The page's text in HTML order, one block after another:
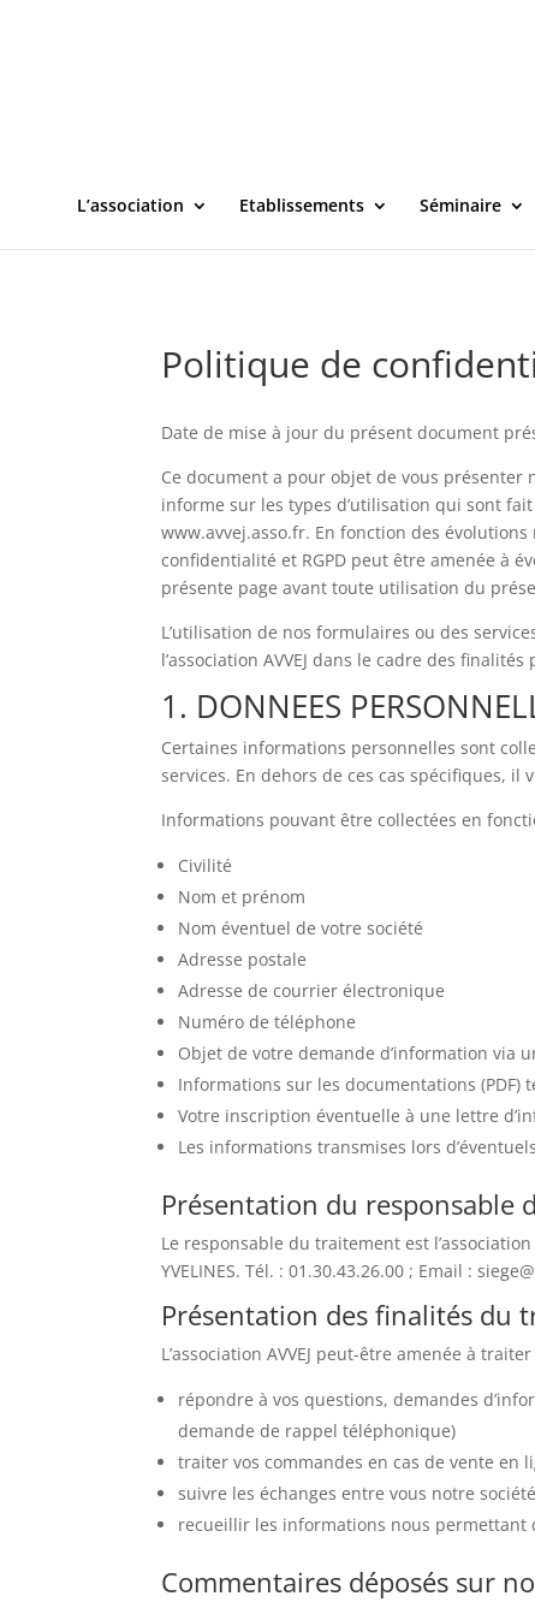
L’association Etablissements Séminaire
Politique de
Date de mise à jour du présent document
Ce document a pour objet de vous
informe sur les types d’utilisation qui sont
www.avvej.asso.fr. En fonction des
confidentialité et RGPD peut être amenée à
présente page avant toute utilisation du
L’utilisation de nos formulaires ou des
l’association AVVEJ dans le cadre des
1. DONNEES
Certaines informations personnelles sont
services. En dehors de ces cas spécifiques,
Informations pouvant être collectées en
Civilité
Nom et prénom
Nom éventuel de votre société
Adresse postale
Adresse de courrier électronique
Numéro de téléphone
Objet de votre demande d’information via
Informations sur les documentations
Votre inscription éventuelle à une lettre
Les informations transmises lors
Présentation du responsable
Le responsable du traitement est
YVELINES. Tél. : 01.30.43.26.00 ; Email :
Présentation des finalités du
L’association AVVEJ peut-être amenée à
répondre à vos questions, demandes
demande de rappel téléphonique)
traiter vos commandes en cas de vente en
suivre les échanges entre vous notre
recueillir les informations nous permettant
Commentaires déposés sur